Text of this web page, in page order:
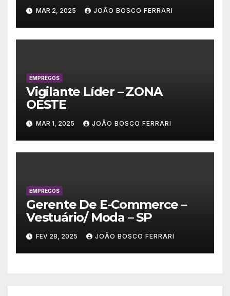
MAR 2, 2025 JOÃO BOSCO FERRARI
EMPREGOS
Vigilante Líder – ZONA
OESTE
MAR 1, 2025 JOÃO BOSCO FERRARI
EMPREGOS
Gerente De E-Commerce –
Vestuário/ Moda – SP
FEV 28, 2025 JOÃO BOSCO FERRARI